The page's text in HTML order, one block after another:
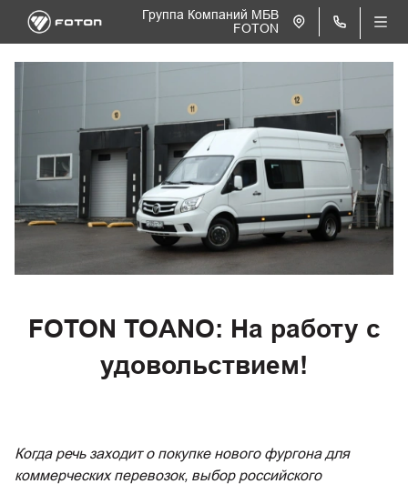
Группа Компаний МБВ
FOTON
FOTON TOANO: На работу с
удовольствием!
Когда речь заходит о покупке нового фургона для
коммерческих перевозок, выбор российского